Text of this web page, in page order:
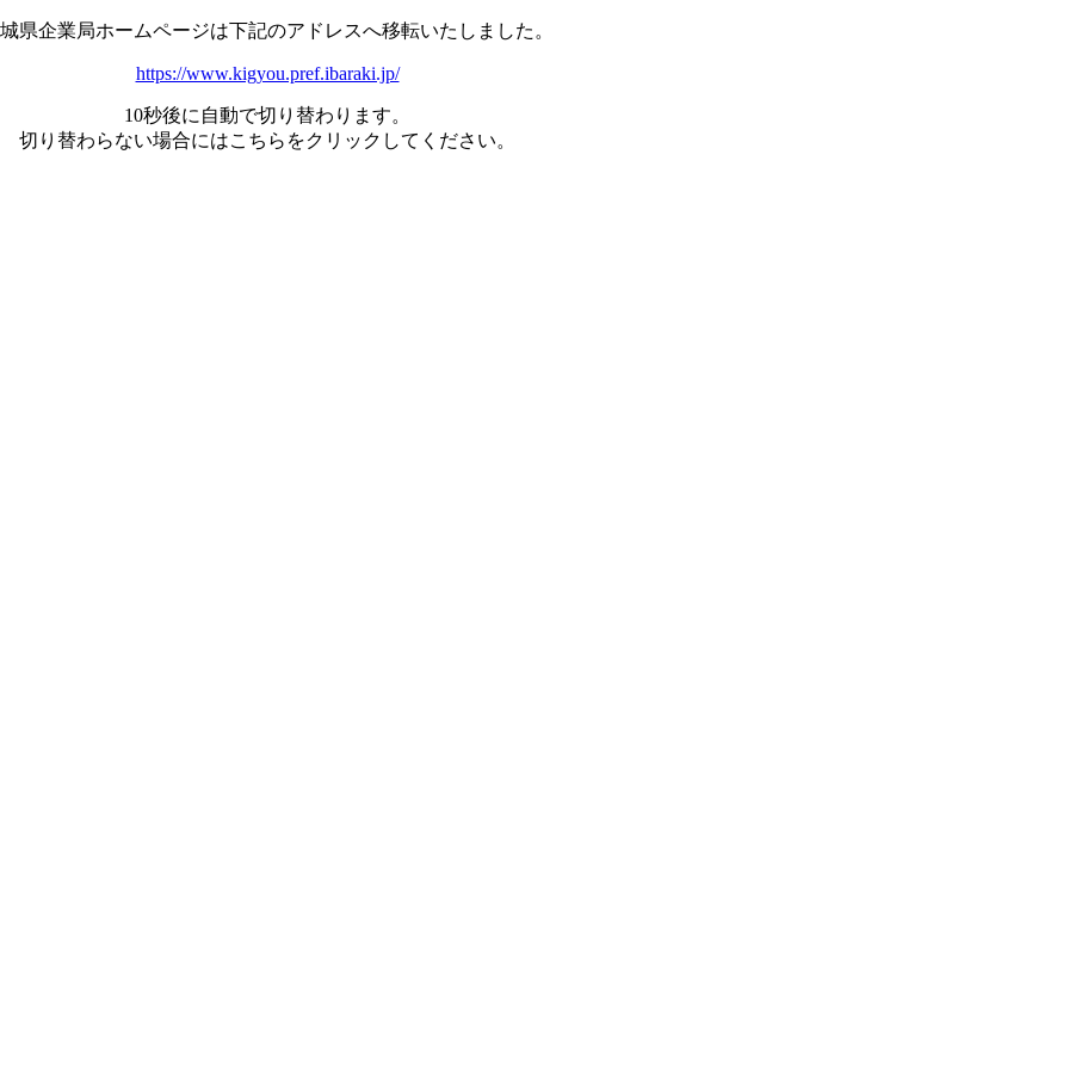
県企業局ホームページは下記のアドレスへ移転いたしました。
https://www.kigyou.pref.ibaraki.jp/
10秒後に自動で切り替わります。
切り替わらない場合にはこちらをクリックしてください。